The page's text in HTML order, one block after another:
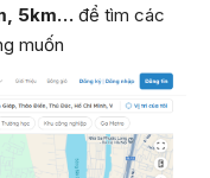
5km… để tìm các
muốn